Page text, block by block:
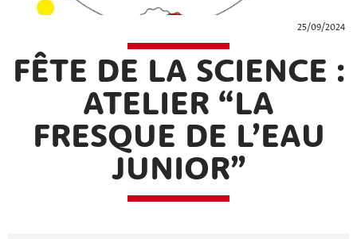
25/09/2024
FÊTE DE LA SCIENCE :
ATELIER “LA
FRESQUE DE L’EAU
JUNIOR”